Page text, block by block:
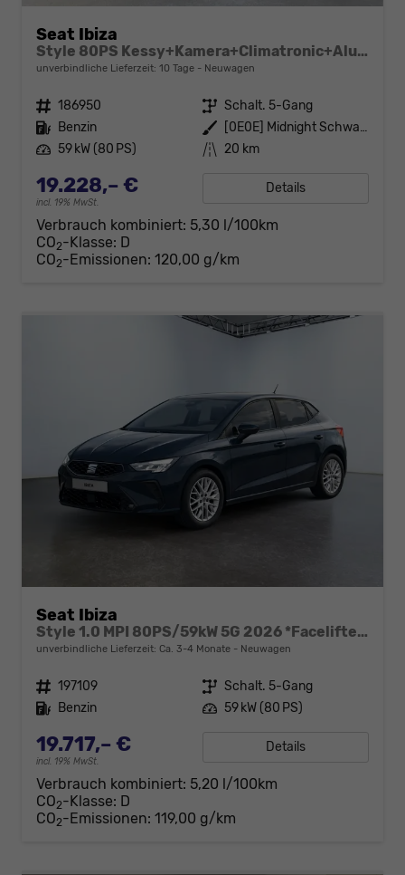
Seat Ibiza
Style 80PS Kessy+Kamera+Climatronic+Alu+PDCvohi+Sitzheiz+App-Connect+DAB
unverbindliche Lieferzeit: 10 Tage Neuwagen
Fahrzeugnr. 186950 Getriebe Schalt. 5-Gang
Kraftstoff Benzin Außenfarbe
[0E0E] Midnight Schwarz Metallic
Leistung 59 kW (80 PS) Kilometerstand 20 km
19.228,– €
incl. 19% MwSt.
Details
Verbrauch kombiniert: 5,30 l/100km
CO2-Klasse: D
CO2-Emissionen: 120,00 g/km
Seat Ibiza
Style 1.0 MPI 80PS/59kW 5G 2026 *Faceliftet*
unverbindliche Lieferzeit: Ca. 3-4 Monate Neuwagen
Fahrzeugnr. 197109 Getriebe Schalt. 5-Gang
Kraftstoff Benzin Leistung 59 kW (80 PS)
19.717,– €
incl. 19% MwSt.
Details
Verbrauch kombiniert: 5,20 l/100km
CO2-Klasse: D
CO2-Emissionen: 119,00 g/km